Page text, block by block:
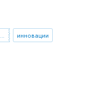
общественная деятельность
инновации